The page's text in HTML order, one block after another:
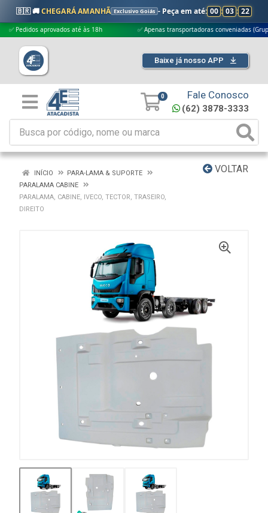
🇧🇷 🚚CHEGARÁ AMANHÃ Exclusivo Goiás - Peça em até: 00 : 03 : 21
aprovados até às 18h ✅ Apenas transportadoras conveniadas (Grupo G5)
Baixe já nosso APP
0 Fale Conosco
(62) 3878-3333
VOLTAR
INÍCIO
PARA-LAMA & SUPORTE
PARALAMA CABINE
PARALAMA, CABINE, IVECO, TECTOR, TRASEIRO,
DIREITO